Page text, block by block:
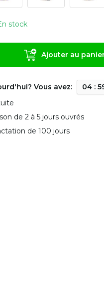
stock
Ajouter au
Vous avez: 04: 5
de 2 à 5 jours ouvrés
de 100 jours